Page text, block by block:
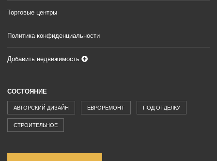
Торговые центры
Политика конфиденциальности
Добавить недвижимость
СОСТОЯНИЕ
АВТОРСКИЙ ДИЗАЙН ЕВРОРЕМОНТ ПОД ОТДЕЛКУ
СТРОИТЕЛЬНОЕ